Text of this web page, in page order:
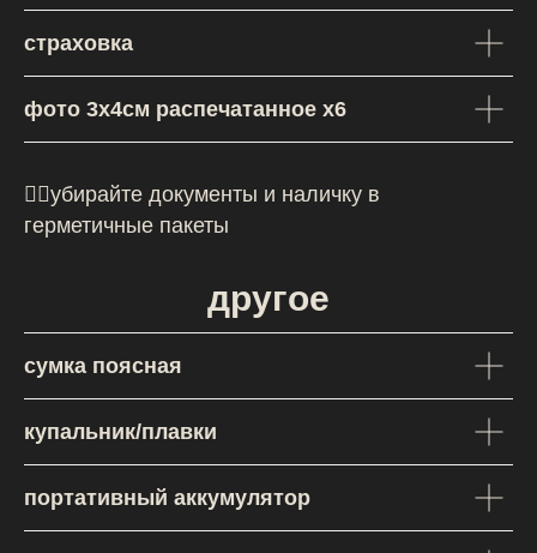
страховка
фото 3х4см распечатанное х6
☝🏻убирайте документы и наличку в
герметичные пакеты
другое
сумка поясная
купальник/плавки
портативный аккумулятор
обработку персональных данных в соответствии с
Если ты заметил ошибку или проблему
стать лучше
Сообщить о проблеме